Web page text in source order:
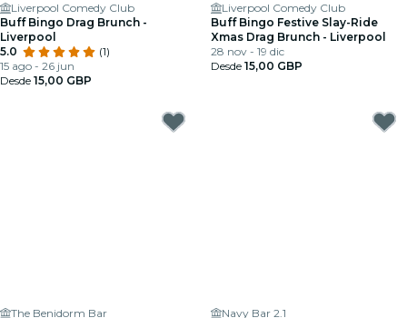
Liverpool Comedy Club
Buff Bingo Drag Brunch -
Liverpool
5.0
(1)
15 ago - 26 jun
Desde 15,00 GBP
Liverpool Comedy Club
Buff Bingo Festive Slay-Ride
Xmas Drag Brunch - Liverpool
28 nov - 19 dic
Desde 15,00 GBP
The Benidorm Bar Navy Bar 2.1